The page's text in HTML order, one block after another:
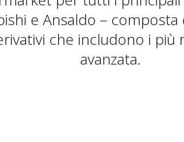
e Ansaldo –
che includono i più
avanzata.